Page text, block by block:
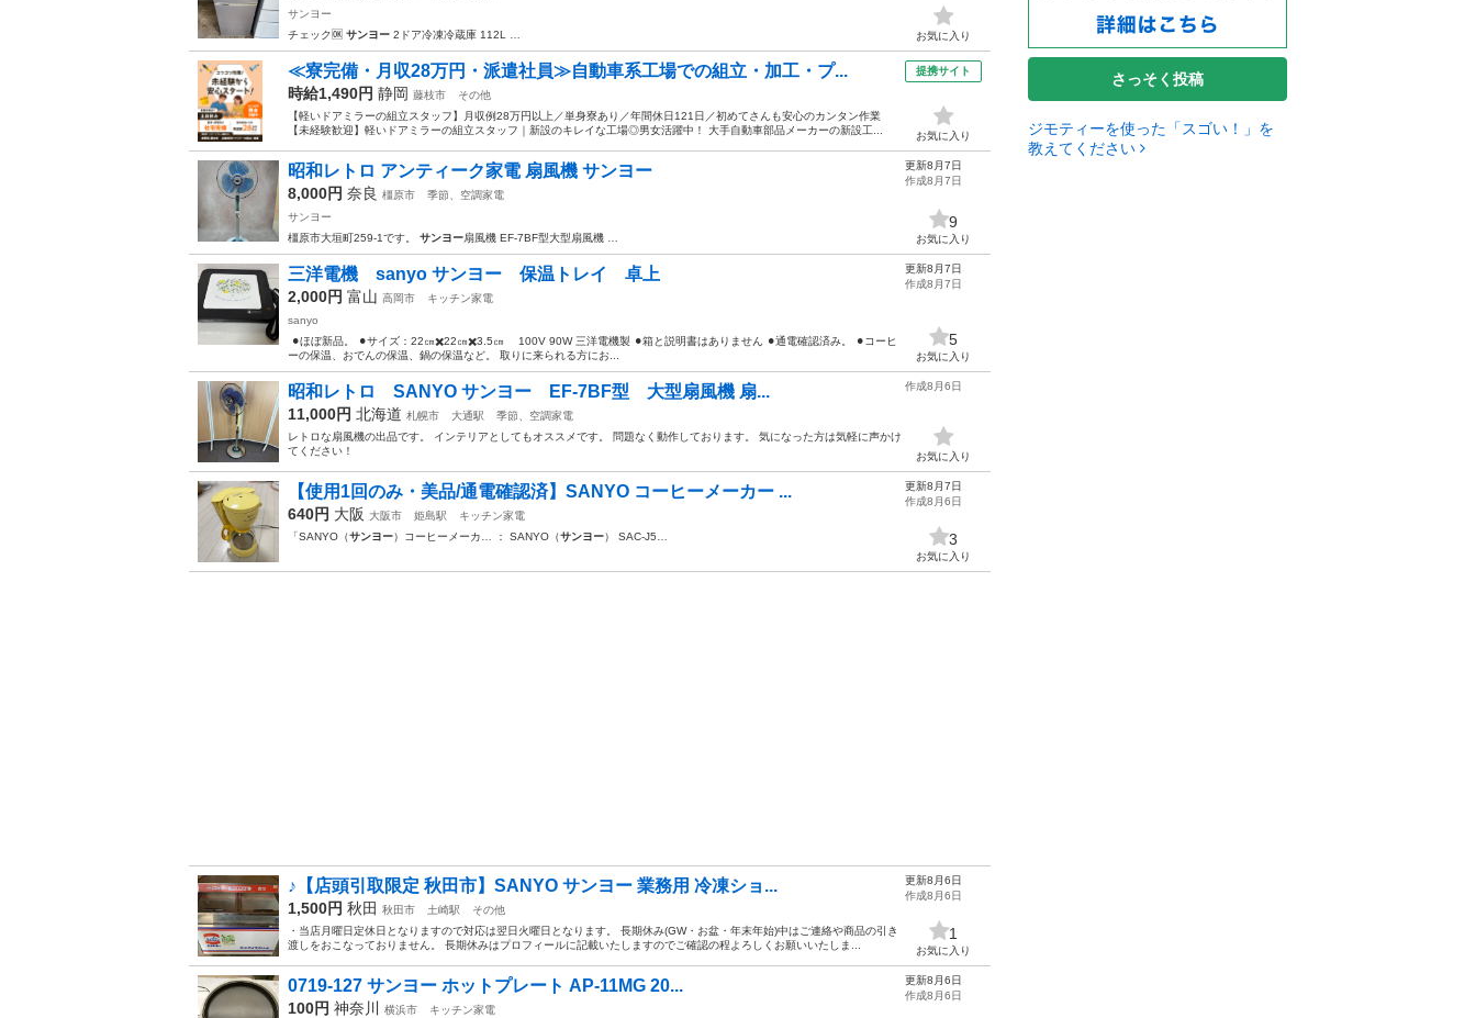
サンヨー
チェック🆗 サンヨー 2ドア冷凍冷蔵庫 112L … お気に入り
≪寮完備・月収28万円・派遣社員≫自動車系工場での組立・加工・プ...
時給1,490円 静岡 藤枝市
その他
【軽いドアミラーの組立スタッフ】月収例28万円以上／単身寮あり／年間休日121日／初めてさんも安心のカンタン作業
【未経験歓迎】軽いドアミラーの組立スタッフ｜新設のキレイな工場◎男女活躍中！ 大手自動車部品メーカーの新設工...
提携サイト
お気に入り
昭和レトロ アンティーク家電 扇風機 サンヨー
8,000円 奈良 橿原市
季節、空調家電
サンヨー
橿原市大垣町259-1です。 サンヨー扇風機 EF-7BF型大型扇風機 …
更新8月7日
作成8月7日
9
お気に入り
三洋電機 sanyo サンヨー 保温トレイ 卓上
2,000円 富山 高岡市
キッチン家電
sanyo
︎ ⚫︎ほぼ新品。 ⚫︎サイズ：22㎝✖️22㎝✖️3.5㎝ 100V 90W 三洋電機製 ⚫︎箱と説明書はありません ⚫︎通電確認済み。 ⚫︎コーヒ
ーの保温、おでんの保温、鍋の保温など。 取りに来られる方にお...
更新8月7日
作成8月7日
5
お気に入り
昭和レトロ SANYO サンヨー EF-7BF型 大型扇風機 扇...
11,000円 北海道 札幌市 大通駅
季節、空調家電
レトロな扇風機の出品です。 インテリアとしてもオススメです。 問題なく動作しております。 気になった方は気軽に声かけ
てください！
作成8月6日
お気に入り
【使用1回のみ・美品/通電確認済】SANYO コーヒーメーカー ...
640円 大阪 大阪市 姫島駅
キッチン家電
「SANYO（サンヨー）コーヒーメーカ… ： SANYO（サンヨー） SAC-J5…
更新8月7日
作成8月6日
3
お気に入り
♪【店頭引取限定 秋田市】SANYO サンヨー 業務用 冷凍ショ...
1,500円 秋田 秋田市 土崎駅
その他
・当店月曜日定休日となりますので対応は翌日火曜日となります。 長期休み(GW・お盆・年末年始)中はご連絡や商品の引き
渡しをおこなっておりません。 長期休みはプロフィールに記載いたしますのでご確認の程よろしくお願いいたしま...
更新8月6日
作成8月6日
1
お気に入り
0719-127 サンヨー ホットプレート AP-11MG 20...
100円 神奈川 横浜市
キッチン家電
更新8月6日
作成8月6日
さっそく投稿
ジモティーを使った「スゴい！」を
教えてください